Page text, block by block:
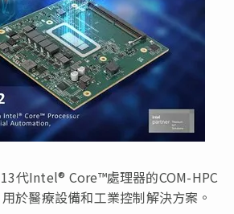
代Intel® Core™處理器的COM-HPC
於醫療設備和工業控制解決方案。